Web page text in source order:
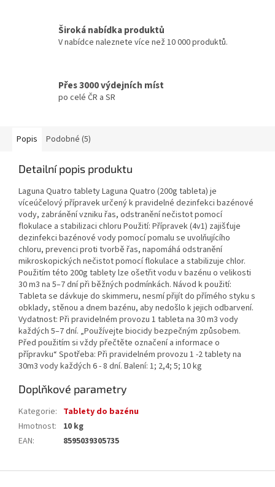
Široká nabídka produktů
V nabídce naleznete více než 10 000 produktů.
Přes 3000 výdejních míst
po celé ČR a SR
Popis Podobné (5)
Detailní popis produktu
Laguna Quatro tablety Laguna Quatro (200g tableta) je
víceúčelový přípravek určený k pravidelné dezinfekci bazénové
vody, zabránění vzniku řas, odstranění nečistot pomocí
flokulace a stabilizaci chloru Použití: Přípravek (4v1) zajišťuje
dezinfekci bazénové vody pomocí pomalu se uvolňujícího
chloru, prevenci proti tvorbě řas, napomáhá odstranění
mikroskopických nečistot pomocí flokulace a stabilizuje chlor.
Použitím této 200g tablety lze ošetřit vodu v bazénu o velikosti
30 m3 na 5–7 dní při běžných podmínkách. Návod k použití:
Tableta se dávkuje do skimmeru, nesmí přijít do přímého styku s
obklady, stěnou a dnem bazénu, aby nedošlo k jejich odbarvení.
Vydatnost: Při pravidelném provozu 1 tableta na 30 m3 vody
každých 5–7 dní. „Používejte biocidy bezpečným způsobem.
Před použitím si vždy přečtěte označení a informace o
přípravku“ Spotřeba: Při pravidelném provozu 1 -2 tablety na
30m3 vody každých 6 - 8 dní. Balení: 1; 2,4; 5; 10 kg
Doplňkové parametry
Kategorie: Tablety do bazénu
Hmotnost:
10 kg
EAN: 8595039305735